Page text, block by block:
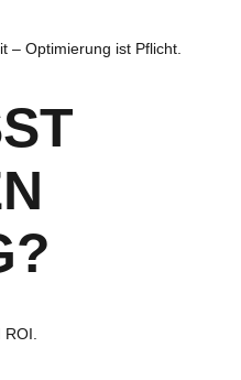
– Optimierung ist Pflicht.